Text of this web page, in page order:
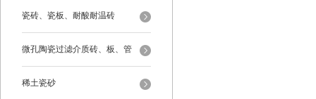
瓷砖、瓷板、耐酸耐温砖
微孔陶瓷过滤介质砖、板、管
稀土瓷砂